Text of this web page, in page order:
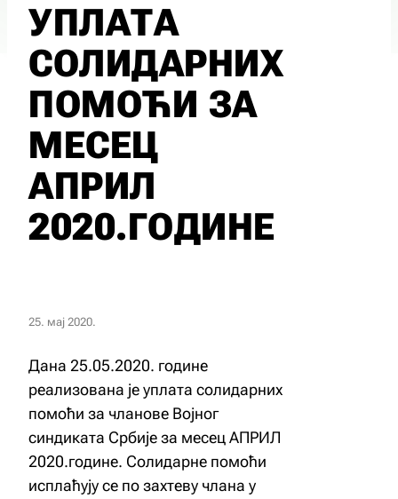
УПЛАТА
СОЛИДАРНИХ
ПОМОЋИ ЗА
МЕСЕЦ
АПРИЛ
2020.ГОДИНЕ
25. мај 2020.
Дана 25.05.2020. године
реализована је уплата солидарних
помоћи за чланове Војног
синдиката Србије за месец АПРИЛ
2020.године. Солидарне помоћи
исплаћују се по захтеву члана у